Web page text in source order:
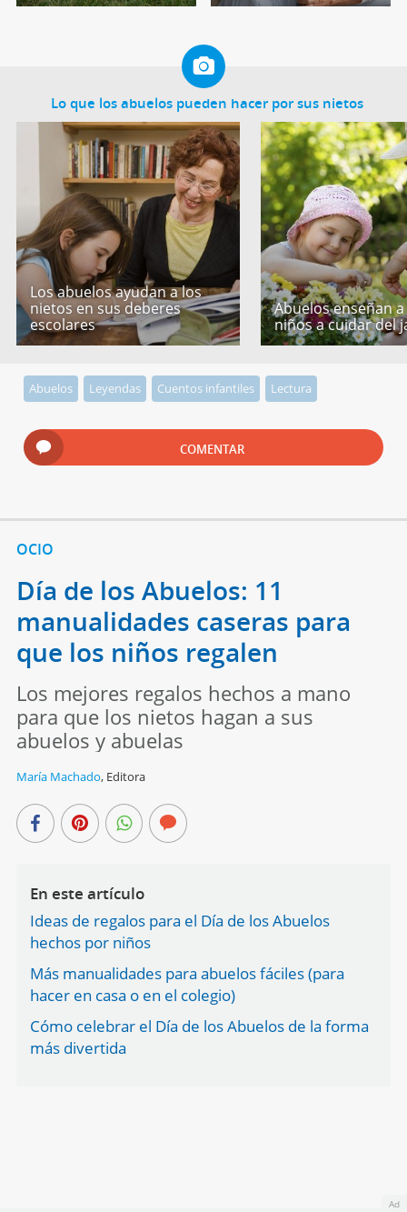
Lo que los abuelos pueden hacer por sus nietos
Los abuelos ayudan a los
nietos en sus deberes
escolares
Abuelos enseñan
niños a cuidar del
Abuelos Leyendas Cuentos infantiles Lectura
COMENTAR
OCIO
Día de los Abuelos: 11
manualidades caseras para
que los niños regalen
Los mejores regalos hechos a mano
para que los nietos hagan a sus
abuelos y abuelas
María Machado, Editora
En este artículo
Ideas de regalos para el Día de los Abuelos
hechos por niños
Más manualidades para abuelos fáciles (para
hacer en casa o en el colegio)
Cómo celebrar el Día de los Abuelos de la forma
más divertida
Ad